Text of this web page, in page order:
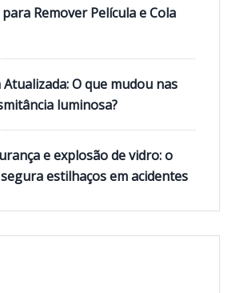
Remover Película e Cola
O que mudou nas
luminosa?
e explosão de vidro: o
estilhaços em acidentes